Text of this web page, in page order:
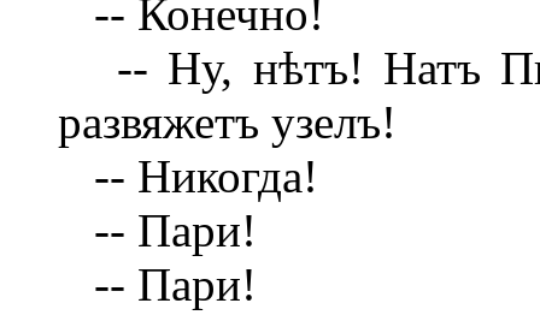
-- Конечно!
-- Ну, нѣтъ! Натъ
развяжетъ узелъ!
-- Никогда!
-- Пари!
-- Пари!